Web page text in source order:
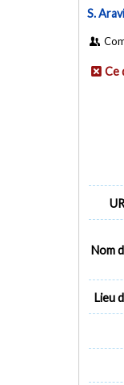
S. Aravi
Ce
Nom
Lieu